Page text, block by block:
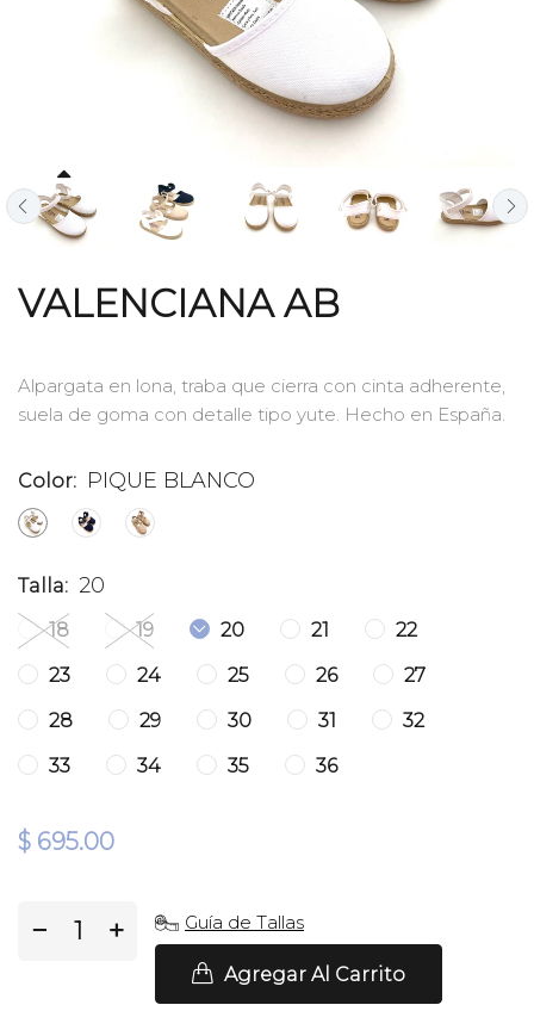
VALENCIANA AB
Alpargata en lona, traba que cierra con cinta adherente,
suela de goma con detalle tipo yute. Hecho en España.
Color: PIQUE BLANCO
Talla: 20
18 19 20 21
22
23
24 25 26
27
28
29 30 31
32
33
34 35 36
$ 695.00
− + Guía de Tallas
Agregar Al Carrito